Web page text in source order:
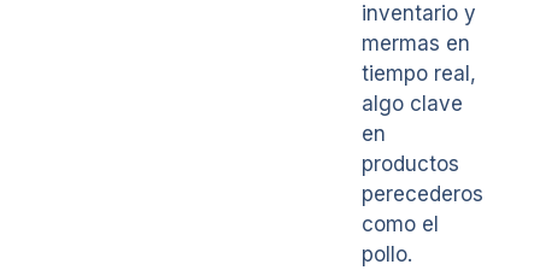
inventario y
mermas en
tiempo real,
algo clave
en
productos
perecederos
como el
pollo.